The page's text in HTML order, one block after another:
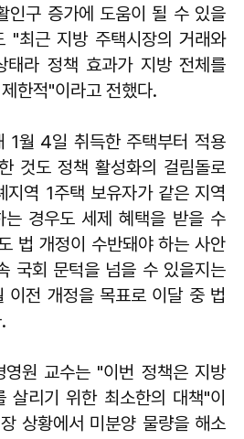
인구 증가에 도움이 될 수 있을
"최근 지방 주택시장의 거래와
태라 정책 효과가 지방 전체를
한적"이라고 전했다.
1월 4일 취득한 주택부터 적용
것도 정책 활성화의 걸림돌로
지역 1주택 보유자가 같은 지역
는 경우도 세제 혜택을 받을 수
법 개정이 수반돼야 하는 사안
국회 문턱을 넘을 수 있을지는
이전 개정을 목표로 이달 중 법
영원 교수는 "이번 정책은 지방
살리기 위한 최소한의 대책"이
상황에서 미분양 물량을 해소